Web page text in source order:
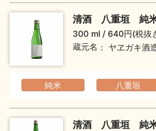
清酒 八重垣 純
300 ml
640円(税抜
蔵元名
ヤヱガキ酒
純米 八重垣
清酒 八重垣 純米